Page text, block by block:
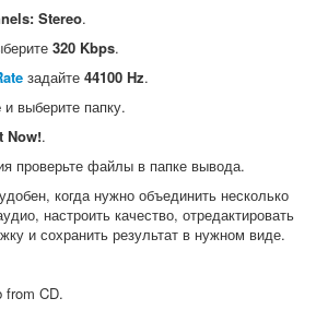
Stereo.
320 Kbps.
задайте 44100 Hz.
и выберите папку.
Now!.
проверьте файлы в папке вывода.
когда нужно объединить несколько
настроить качество, отредактировать
и сохранить результат в нужном виде.
from CD.